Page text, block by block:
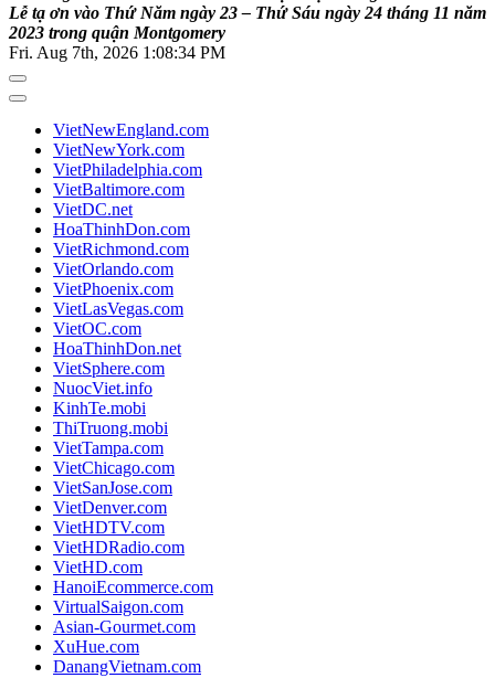
Lễ tạ ơn vào Thứ Năm ngày 23 – Thứ Sáu ngày 24 tháng 11 năm
2023 trong quận Montgomery
Fri. Aug 7th, 2026 1:08:35 PM
VietNewEngland.com
VietNewYork.com
VietPhiladelphia.com
VietBaltimore.com
VietDC.net
HoaThinhDon.com
VietRichmond.com
VietOrlando.com
VietPhoenix.com
VietLasVegas.com
VietOC.com
HoaThinhDon.net
VietSphere.com
NuocViet.info
KinhTe.mobi
ThiTruong.mobi
VietTampa.com
VietChicago.com
VietSanJose.com
VietDenver.com
VietHDTV.com
VietHDRadio.com
VietHD.com
HanoiEcommerce.com
VirtualSaigon.com
Asian-Gourmet.com
XuHue.com
DanangVietnam.com